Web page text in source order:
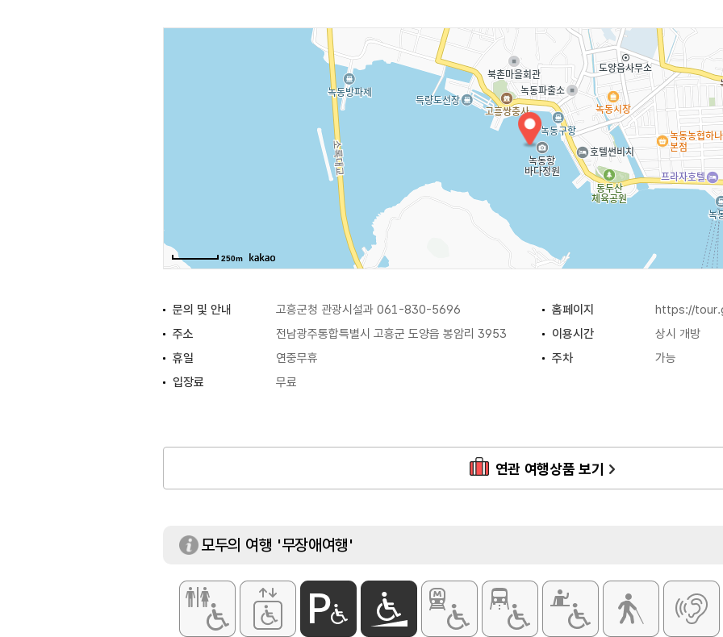
250m
문의 및 안내 고흥군청 관광시설과 061-830-5696 홈페이지
https://
주소
전남광주통합특별시 고흥군 도양읍 봉암리 3953 이용시간
상시 개방
휴일
연중무휴 주차
가능
입장료
무료
연관 여행상품 보기
모두의 여행 '무장애여행'